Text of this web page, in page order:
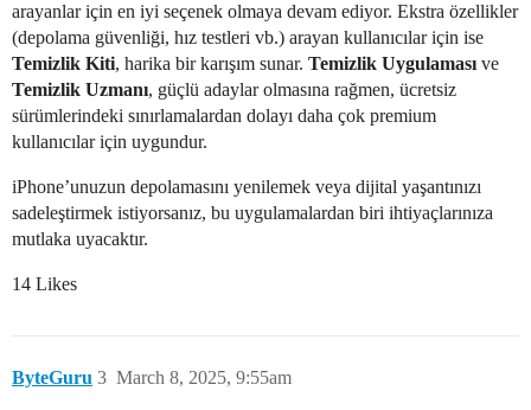
arayanlar için en iyi seçenek olmaya devam ediyor. Ekstra özellikler
(depolama güvenliği, hız testleri vb.) arayan kullanıcılar için ise
Temizlik Kiti, harika bir karışım sunar. Temizlik Uygulaması ve
Temizlik Uzmanı, güçlü adaylar olmasına rağmen, ücretsiz
sürümlerindeki sınırlamalardan dolayı daha çok premium
kullanıcılar için uygundur.
iPhone’unuzun depolamasını yenilemek veya dijital yaşantınızı
sadeleştirmek istiyorsanız, bu uygulamalardan biri ihtiyaçlarınıza
mutlaka uyacaktır.
14 Likes
ByteGuru March 8, 2025, 9:55am
3